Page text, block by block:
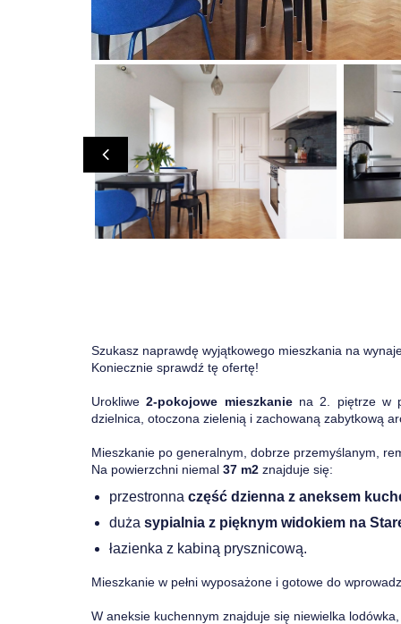
Szukasz naprawdę wyjątkowego mieszkania na
Koniecznie sprawdź tę ofertę!
Urokliwe2-pokojowe mieszkaniena 2. piętrze w
dzielnica, otoczona zielenią i zachowaną zabytkową
Mieszkanie po generalnym, dobrze przemyślanym,
Na powierzchni niemal 37 m2 znajduje się:
przestronna część dzienna z aneksem
duża sypialnia z pięknym widokiem na
łazienka z kabiną prysznicową.
Mieszkanie w pełni wyposażone i gotowe do
W aneksie kuchennym znajduje się niewielka